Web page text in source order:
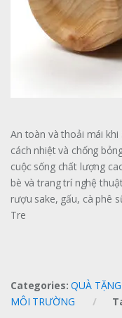
An toàn và thoải mái
cách nhiệt và chống
cuộc sống chất lượng
bè và trang trí nghệ
rượu sake, gấu, cà phê
Tre
Categories:QUÀ
MÔI TRƯỜNG